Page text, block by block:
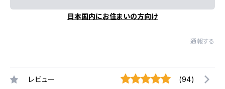
日本国内にお住まいの方向け
通報する
レビュー (94)